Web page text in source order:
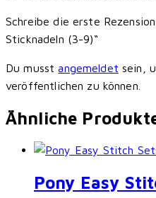
Schreibe die erste
Sticknadeln (3-9)“
Du musstangemeldet sein,
veröffentlichen zu können.
Ähnliche
Pony Easy